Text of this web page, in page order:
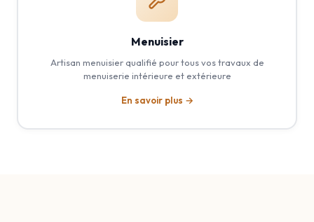
Menuisier
Artisan menuisier qualifié pour tous vos travaux de
menuiserie intérieure et extérieure
En savoir plus →